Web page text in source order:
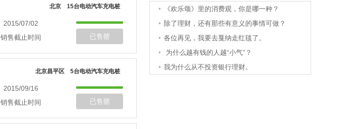
北京 15台电动汽车充电桩
2015/07/02
销售截止时间
已售罄
北京昌平区 5台电动汽车充电桩
2015/09/16
销售截止时间
已售罄
美柚20号于2718天前,以1495.00元单价成交
美柚38号于2721天前,以1500.00元单价成交
美柚10号于2721天前,以2000.00元单价成交
美柚8号于2723天前,以1490.00元单价成交
美柚5号于2727天前,以1498.00元单价成交
•
《欢乐颂》里的消费观，你是哪一种？
• 除了理财，还有那些有意义的事情可做？
• 各位再见，我要去戛纳走红毯了。
•
为什么越有钱的人越“小气”？
• 我为什么从不投资银行理财。